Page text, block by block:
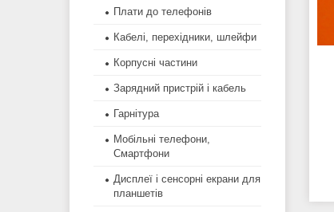
Плати до телефонів
Кабелі, перехідники, шлейфи
Корпусні частини
Зарядний пристрій і кабель
Гарнітура
Мобільні телефони,
Смартфони
Дисплеї і сенсорні екрани для
планшетів